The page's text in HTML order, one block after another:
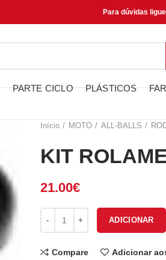
Para dúvidas
PARTE CICLO PLÁSTICOS
Início MOTO ALL-BALLS
KIT
21.00€
ADICIONAR
Compare Adicionar